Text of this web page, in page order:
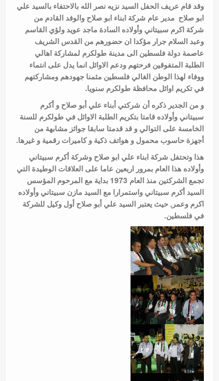
وقد قام عريف الحفل السيد نزيه نصر الله بالاحتفاء بالسيد علي
ابو صلاح مدير عام شركة ابناء ابو صلاح والوفد القادم من
شركة اكرم سبيتاني وأولاده السادة ماجد عويد ولؤي القاسم
وعبد السلام جرار مؤكدا ان حضورهم من القدس الشريف
عاصمة دولة فلسطين الى مدينة طولكرم لمشاركة اهالي
الطلبة المتفوقين فرحتهم ودعم الاوائل انما يدل على انتماء
ووفاء لهذا الوطن الغالي فلسطين مثمنا جهودهم ومشاركتهم
في تكريم اوائل محافظة طولكرم سنويا.
و من الجدير ذكره أن شركتي أبناء علي أبو صلاح و أكرم
سبيتاني وأولاده قامتا بتكريم الطلبة الاوائل في طولكرم للسنة
الخامسة على التوالي و قد قدمتا سابقا جوائز مشابهة من
أجهزة حاسوب محمول و هواتف ذكية و كاميرات رقمية و غيرها.
هذا وتحتفل شركة ابناء علي ابو صلاح وشركة أكرم سبيتاني
وأولاده هذا العام بمرور اربعين عاما على العلاقات الوطيدة التي
تجمع الشركتين منذ العام 1973 بداية مع المرحوم المؤسس
السيد أكرم سبيتاني واستمرارا مع السيد مازن سبيتاني وأولاده
اكرم وعمر, حيث يعتبر السيد علي أبو صلاح أول وكيل للشركة
في فلسطين.